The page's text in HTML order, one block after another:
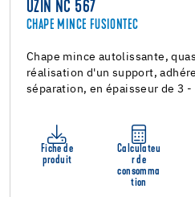
UZIN NC 567
CHAPE MINCE FUSIONTEC
Chape mince autolissante,
réalisation d'un support,
séparation, en épaisseur de 3 -
Fiche de
produit
Calculateu
r de
consomma
tion